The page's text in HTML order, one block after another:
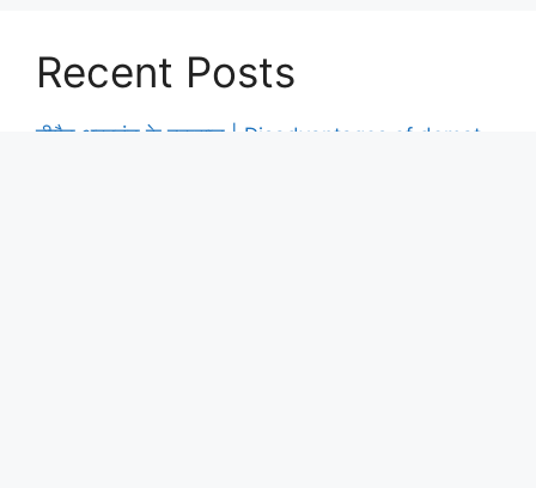
Recent Posts
डीमैट अकाउंट के नुकसान | Disadvantages of demat